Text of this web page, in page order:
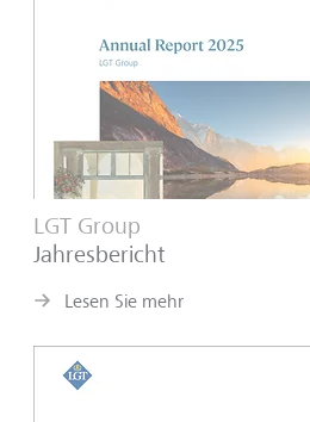
LGT Group
Jahresbericht
Lesen Sie mehr